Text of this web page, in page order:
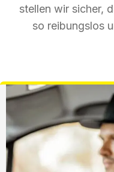
stellen wir sicher,
so reibungslos